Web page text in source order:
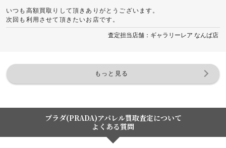
いつも高額買取りして頂きありがとうございます。
次回も利用させて頂きたいお店です。
査定担当店舗：ギャラリーレア なんば店
もっと見る
プラダ(PRADA)アパレル買取査定について
よくある質問